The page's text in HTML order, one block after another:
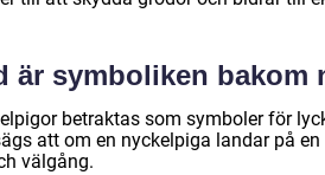
är symboliken bakom
betraktas som symboler för
att om en nyckelpiga landar på
välgång.